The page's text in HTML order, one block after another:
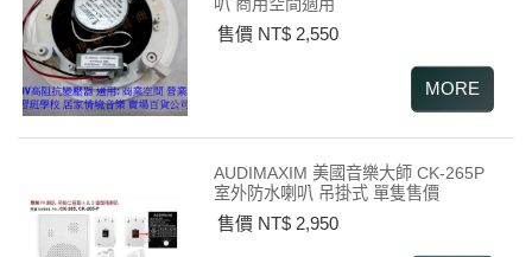
售價 NT$ 2,550
AUDIMAXIM 美國音樂大師 CK-265P
室外防水喇叭 吊掛式 單隻售價
售價 NT$ 2,950